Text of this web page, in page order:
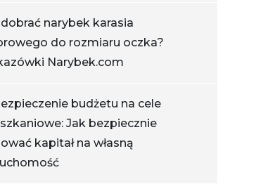
narybek karasia
do rozmiaru oczka?
Narybek.com
budżetu na cele
Jak bezpiecznie
kapitał na własną